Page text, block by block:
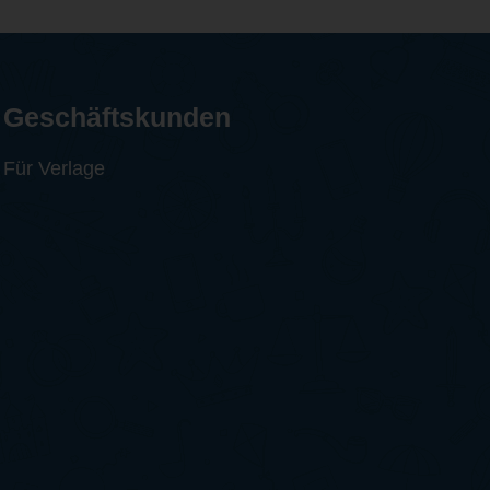
Geschäftskunden
Für Verlage